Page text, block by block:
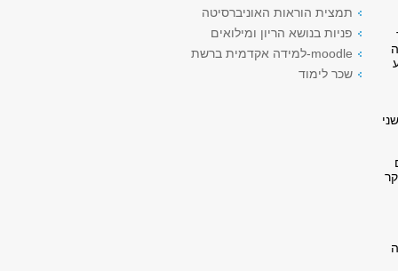
תמצית הוראות האוניברסיטה
פניות בנושא הריון ומילואים
moodle-למידה אקדמית ברשת
שכר לימוד